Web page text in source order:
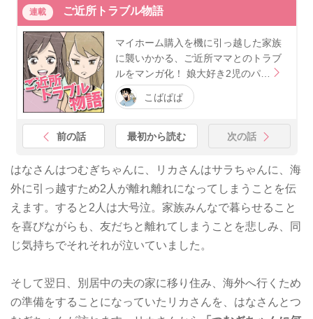
連載 ご近所トラブル物語
マイホーム購入を機に引っ越した家族
に襲いかかる、ご近所ママとのトラブ
ルをマンガ化！ 娘大好き2児のパ…
こばぱぱ
前の話 最初から読む 次の話
はなさんはつむぎちゃんに、リカさんはサラちゃんに、海
外に引っ越すため2人が離れ離れになってしまうことを伝
えます。すると2人は大号泣。家族みんなで暮らせること
を喜びながらも、友だちと離れてしまうことを悲しみ、同
じ気持ちでそれそれが泣いていました。
そして翌日、別居中の夫の家に移り住み、海外へ行くため
の準備をすることになっていたリカさんを、はなさんとつ